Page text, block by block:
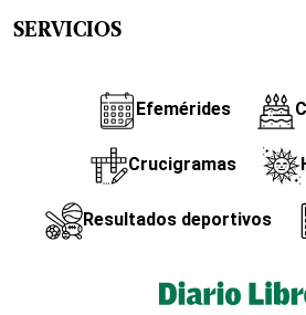
SERVICIOS
Efemérides
Crucigramas
Resultados deportivos